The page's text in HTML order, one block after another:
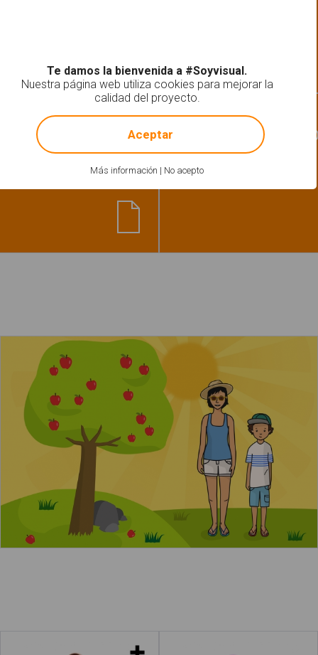
sobre el invierno"
Léxico-Semántica
Clasificar la
Leer más
El verano
Te damos la bienvenida a #Soyvisual.
Nuestra página web utiliza cookies para mejorar la
calidad del proyecto.
Más información | No acepto
! Not valid!
Aceptar